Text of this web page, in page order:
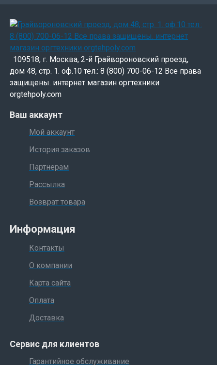
109518, г. Москва, 2-й Грайвороновский проезд,
дом 48, стр. 1. оф.10 тел.: 8 (800) 700-06-12 Все права
защищены. интернет магазин оргтехники
orgtehpoly.com
Ваш аккаунт
Мой аккаунт
История заказов
Партнерам
Рассылка
Возврат товара
Информация
Контакты
О компании
Карта сайта
Оплата
Доставка
Сервис для клиентов
Гарантийное обслуживание